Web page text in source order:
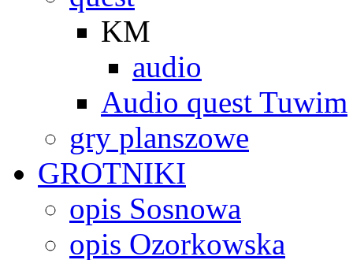
KM
audio
Audio quest Tuwim
gry planszowe
GROTNIKI
opis Sosnowa
opis Ozorkowska